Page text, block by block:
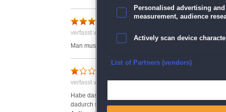
Super Spiel
verfasst von Ulrike am 13.10.2014 um 12:32
Man muss sehr gut kombinieren.
verfasst von Hannelore am 30.07.2017 um 19:04
Habe das Spiel als Testspiel runtergeladen, aber leider
dadurch sehr klein und es strengt sehr an den
Personalised advertising
measurement, audience
Actively scan device
Ensure security, prevent
List of Partners (vendors)